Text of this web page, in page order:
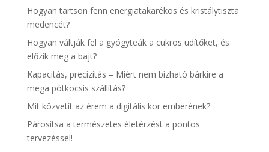
Hogyan tartson fenn energiatakarékos és kristálytiszta
medencét?
Hogyan váltják fel a gyógyteák a cukros üdítőket, és
előzik meg a bajt?
Kapacitás, precizitás – Miért nem bízható bárkire a
mega pótkocsis szállítás?
Mit közvetít az érem a digitális kor emberének?
Párosítsa a természetes életérzést a pontos
tervezéssel!